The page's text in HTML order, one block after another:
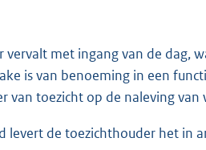
vervalt met ingang van de dag,
is van benoeming in een
van toezicht op de naleving van
levert de toezichthouder het in